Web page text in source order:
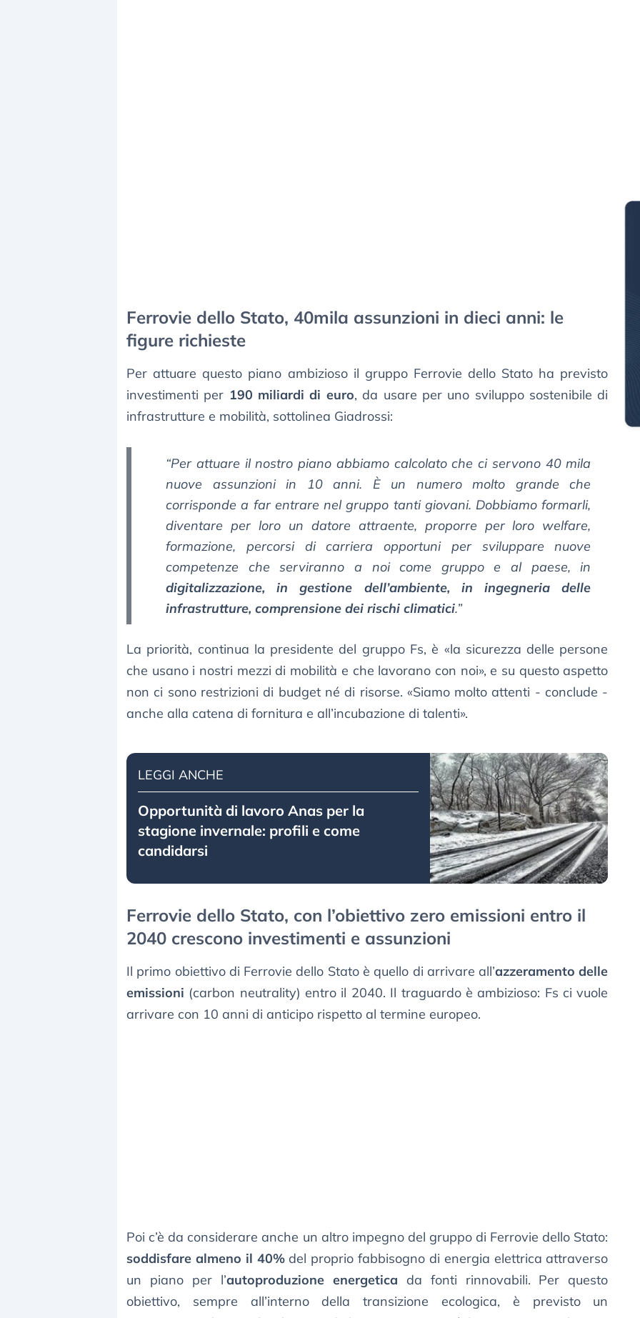
Ferrovie dello Stato, 40mila assunzioni in dieci anni: le
figure richieste
Per attuare questo piano ambizioso il gruppo Ferrovie dello Stato ha previsto
investimenti per 190 miliardi di euro, da usare per uno sviluppo sostenibile di
infrastrutture e mobilità, sottolinea Giadrossi:
“Per attuare il nostro piano abbiamo calcolato che ci servono 40 mila
nuove assunzioni in 10 anni. È un numero molto grande che
corrisponde a far entrare nel gruppo tanti giovani. Dobbiamo formarli,
diventare per loro un datore attraente, proporre per loro welfare,
formazione, percorsi di carriera opportuni per sviluppare nuove
competenze che serviranno a noi come gruppo e al paese, in
digitalizzazione, in gestione dell’ambiente, in ingegneria delle
infrastrutture, comprensione dei rischi climatici.”
La priorità, continua la presidente del gruppo Fs, è «la sicurezza delle persone
che usano i nostri mezzi di mobilità e che lavorano con noi», e su questo aspetto
non ci sono restrizioni di budget né di risorse. «Siamo molto attenti - conclude -
anche alla catena di fornitura e all’incubazione di talenti».
LEGGI ANCHE
Opportunità di lavoro Anas per la
stagione invernale: profili e come
candidarsi
Ferrovie dello Stato, con l’obiettivo zero emissioni entro il
2040 crescono investimenti e assunzioni
Il primo obiettivo di Ferrovie dello Stato è quello di arrivare all’azzeramento delle
emissioni (carbon neutrality) entro il 2040. Il traguardo è ambizioso: Fs ci vuole
arrivare con 10 anni di anticipo rispetto al termine europeo.
Poi c’è da considerare anche un altro impegno del gruppo di Ferrovie dello Stato:
soddisfare almeno il 40%del proprio fabbisogno di energia elettrica attraverso
un piano per l’autoproduzione energetica da fonti rinnovabili. Per questo
obiettivo, sempre all’interno della transizione ecologica, è previsto un